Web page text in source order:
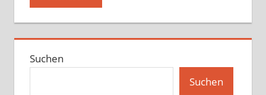
Suchen
Suchen